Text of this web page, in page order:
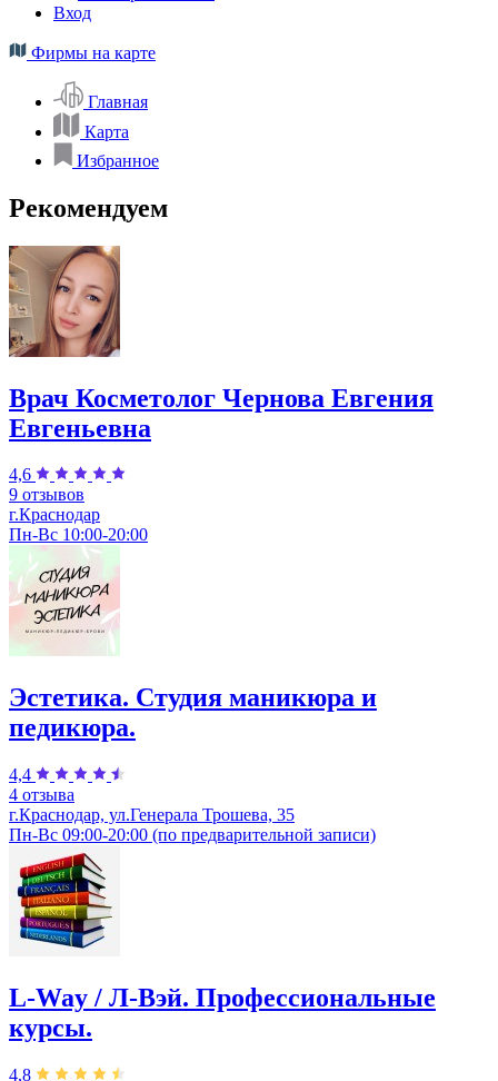
Вход
Фирмы на карте
Главная
Карта
Избранное
Рекомендуем
Врач Косметолог Чернова Евгения
Евгеньевна
4,6
9 отзывов
г.Краснодар
Пн-Вс 10:00-20:00
Эстетика. Студия маникюра и
педикюра.
4,4
4 отзыва
г.Краснодар, ул.Генерала Трошева, 35
Пн-Вс 09:00-20:00 (по предварительной записи)
L-Way / Л-Вэй. Профессиональные
курсы.
4,8